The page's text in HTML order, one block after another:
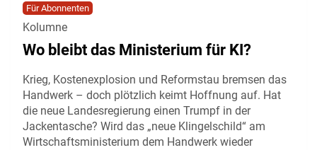
Für Abonnenten
Kolumne
Wo bleibt das Ministerium für KI?
Krieg, Kostenexplosion und Reformstau bremsen das
Handwerk – doch plötzlich keimt Hoffnung auf. Hat
die neue Landesregierung einen Trumpf in der
Jackentasche? Wird das „neue Klingelschild“ am
Wirtschaftsministerium dem Handwerk wieder